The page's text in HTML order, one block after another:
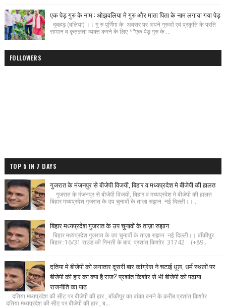
एक पेड़ गुरु के नाम : ओझवलिया मे गुरु और माता पिता के नाम लगाया गया पेड़
दुबहड़ (बलिया) ।। गु रु पूर्णिमा के अवसर पर अपने गुरुओं एवं प्रकृति के प्रति
सम्मान व कृतज्ञता व्यक्त करने के लिए *"एक पेड़ गुरु के ...
FOLLOWERS
TOP 5 IN 7 DAYS
गुजरात के मंजनपुर से बीजेपी विजयी, बिहार व मध्यप्रदेश मे बीजेपी की हालत
गुजरात के मंजनपुर से बीजेपी विजयी, बिहार व मध्यप्रदेश मे बीजेपी की हालत
बिहार मध्यप्रदेश गुजरात के उप चुनावों के ताज़ा रुझान नई दिल्ली।।...
बिहार मध्यप्रदेश गुजरात के उप चुनावों के ताज़ा रुझान
बिहार मध्यप्रदेश गुजरात के उप चुनावों के ताज़ा रुझान नई दिल्ली।। बाँकीपुर
बिहार :16/31 राउंड की गिनती के बाद प्रशांत किशोर 31742 (+89...
दतिया मे बीजेपी को लगातार दूसरी बार कांग्रेस ने चटाई धूल, धर्म स्थलों पर
बीजेपी की हार का क्या है राज? प्रशांत किशोर से भी बीजेपी को पढ़ाया
राजनीति का पाठ
दतिया मध्यप्रदेश की सीट पर बीजेपी की हार , बाँकीपुर का बांका बनने के करीब प्रशांत किशोर
दतिया मध्यप्रदेश की सीट पर बीजेपी की हार , ब...